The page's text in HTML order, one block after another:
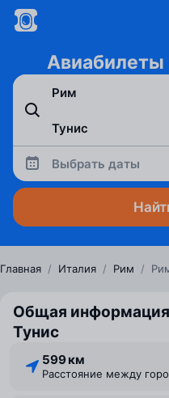
Авиабилеты
Выбрать даты
Главная / Италия / Рим /
Общая
Тунис
599 км
Расстояние между